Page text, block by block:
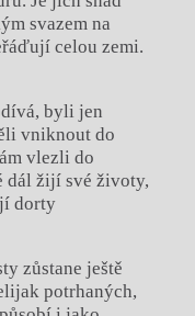
svazem na
celou zemi.
byli jen
vniknout do
vlezli do
dál žijí své životy,
dorty
zůstane ještě
potrhaných,